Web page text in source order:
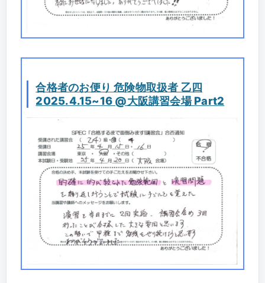
合格者のお便り 危険物取扱者 乙四
2025.4.15~16 @大阪講習会場 Part2